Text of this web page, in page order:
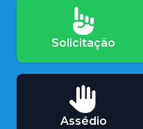
Solicitação
Assédio